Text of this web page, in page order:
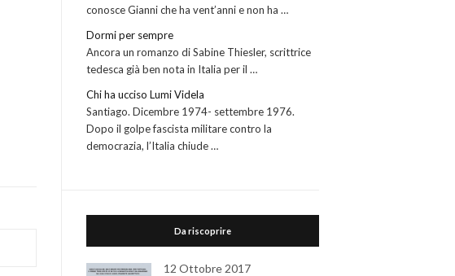
conosce Gianni che ha vent’anni e non ha …
Dormi per sempre
Ancora un romanzo di Sabine Thiesler, scrittrice
tedesca già ben nota in Italia per il …
Chi ha ucciso Lumi Videla
Santiago. Dicembre 1974- settembre 1976.
Dopo il golpe fascista militare contro la
democrazia, l’Italia chiude …
Da riscoprire
12 Ottobre 2017